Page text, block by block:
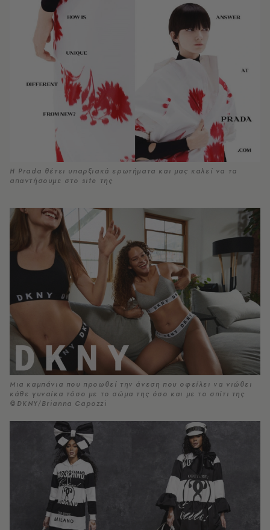
Η Prada θέτει υπαρξιακά ερωτήματα και μας καλεί να τα
απαντήσουμε στο site της
Μια καμπάνια που προωθεί την άνεση που οφείλει να νιώθει
κάθε γυναίκα τόσο με το σώμα της όσο και με το σπίτι της
©DKNY/Brianna Capozzi